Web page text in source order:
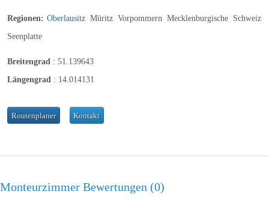
Regionen: Oberlausitz Müritz Vorpommern Mecklenburgische Schweiz
Seenplatte
Breitengrad : 51.139643
Längengrad : 14.014131
Routenplaner Kontakt
Monteurzimmer Bewertungen 0